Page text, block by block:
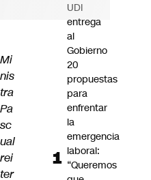
Mi
nis
tra
Pa
sc
ual
rei
ter
UDI
entrega
al
Gobierno
20
propuestas
para
enfrentar
la
emergencia
laboral:
“Queremos